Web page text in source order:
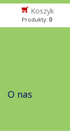
Koszyk
Produkty: 0
O nas